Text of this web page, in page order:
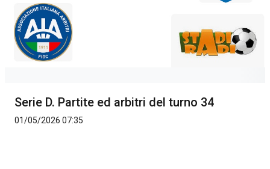
Serie D. Partite ed arbitri del turno 34
01/05/2026 07:35